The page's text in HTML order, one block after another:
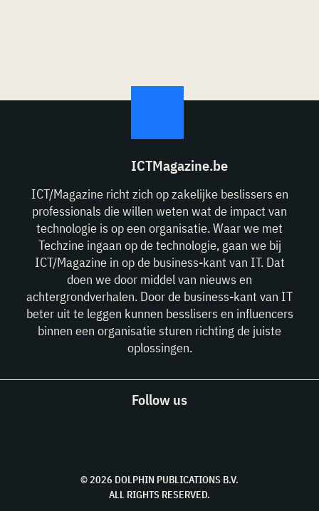
ICTMagazine.be
ICT/Magazine richt zich op zakelijke beslissers en
professionals die willen weten wat de impact van
technologie is op een organisatie. Waar we met
Techzine ingaan op de technologie, gaan we bij
ICT/Magazine in op de business-kant van IT. Dat
doen we door middel van nieuws en
achtergrondverhalen. Door de business-kant van IT
beter uit te leggen kunnen besslisers en influencers
binnen een organisatie sturen richting de juiste
oplossingen.
Follow us
© 2026 DOLPHIN PUBLICATIONS B.V.
ALL RIGHTS RESERVED.